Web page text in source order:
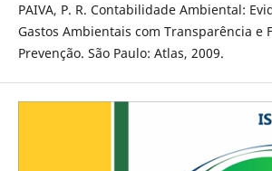
PAIVA, P. R. Contabilidade Ambiental:
Gastos Ambientais com Transparência e
Prevenção. São Paulo: Atlas, 2009.